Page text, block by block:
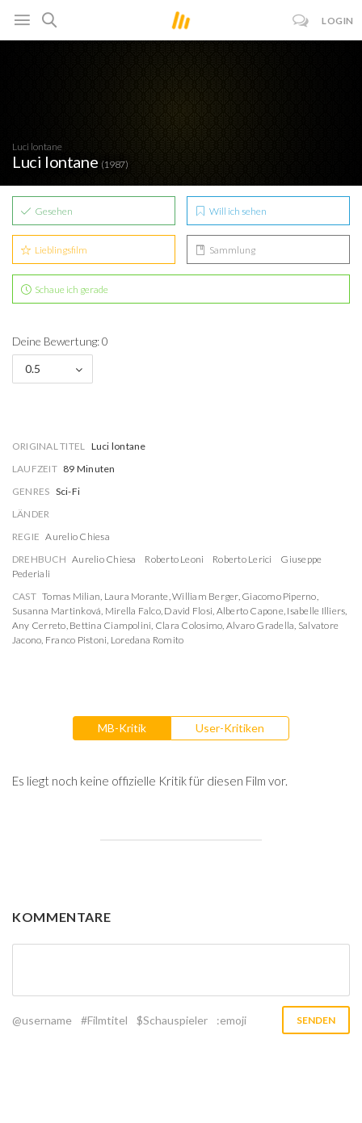
LOGIN
Luci lontane
Luci lontane (1987)
Gesehen Will ich sehen
Lieblingsfilm Sammlung
Schaue ich gerade
Deine Bewertung: 0
0.5
ORIGINAL TITEL Luci lontane
LAUFZEIT 89 Minuten
GENRES Sci-Fi
LÄNDER
REGIE Aurelio Chiesa
DREHBUCH Aurelio Chiesa Roberto Leoni Roberto Lerici
Giuseppe
Pederiali
CAST Tomas Milian, Laura Morante,William Berger, Giacomo Piperno,
Susanna Martinková, Mirella Falco, David Flosi, Alberto Capone, Isabelle Illiers,
Any Cerreto, Bettina Ciampolini, Clara Colosimo, Alvaro Gradella, Salvatore
Jacono, Franco Pistoni, Loredana Romito
MB-Kritik User-Kritiken
Es liegt noch keine offizielle Kritik für diesen Film vor.
KOMMENTARE
@username #Filmtitel $Schauspieler :emoji